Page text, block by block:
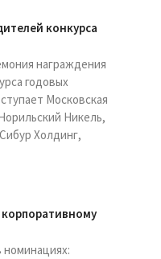
конкурса
награждения
годовых
Московская
Никель,
Холдинг,
номинациях: